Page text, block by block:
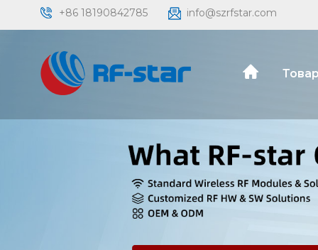
+86 18190842785 info@szrfstar.com